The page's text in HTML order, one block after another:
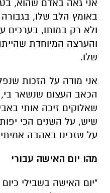
שלו.
אני מודה על הזכות
הכאב העצום שנשאר בי,
שאלוקים זיכה אותי
על שזכינו באהבה
מהו יום האישה עבורי
"יום האישה בשבילי כיום
היה דואג להעצים אותי
אבל אבי בדיוק